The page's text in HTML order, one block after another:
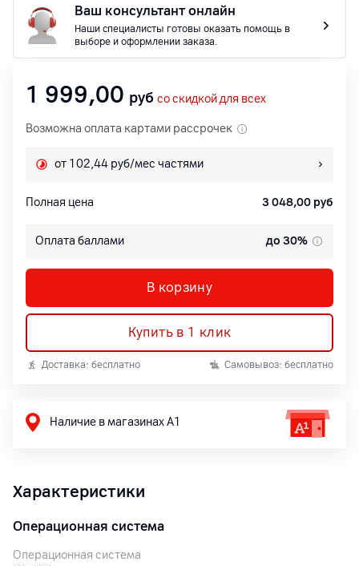
Ваш консультант онлайн
Наши специалисты готовы оказать помощь в
выборе и оформлении заказа.
1 999,00 руб со скидкой для всех
Возможна оплата картами рассрочек
от 102,44 руб/мес частями
Полная цена 3 048,00 руб
Оплата баллами до 30%
В корзину
Купить в 1 клик
Доставка: бесплатно Самовывоз: бесплатно
Наличие в магазинах А1
Характеристики
Операционная система
Операционная система